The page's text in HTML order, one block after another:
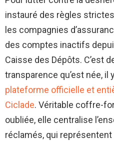
instauré des règles
les compagnies
des comptes inactifs
Caisse des Dépôts. C’est
transparence qu’est née, il
plateforme officielle et
Ciclade. Véritable coffre-
oubliée, elle centralise
réclamés, qui